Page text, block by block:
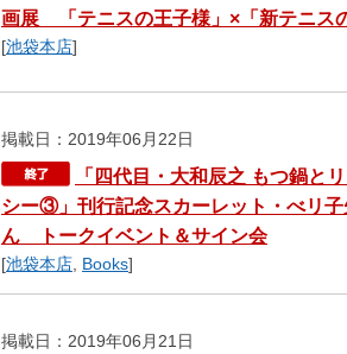
画展 「テニスの王子様」×「新テニス
[池袋本店]
掲載日：2019年06月22日
「四代目・大和辰之 もつ鍋と
シー③」刊行記念スカーレット・べリ子
ん トークイベント＆サイン会
[池袋本店 Books]
掲載日：2019年06月21日